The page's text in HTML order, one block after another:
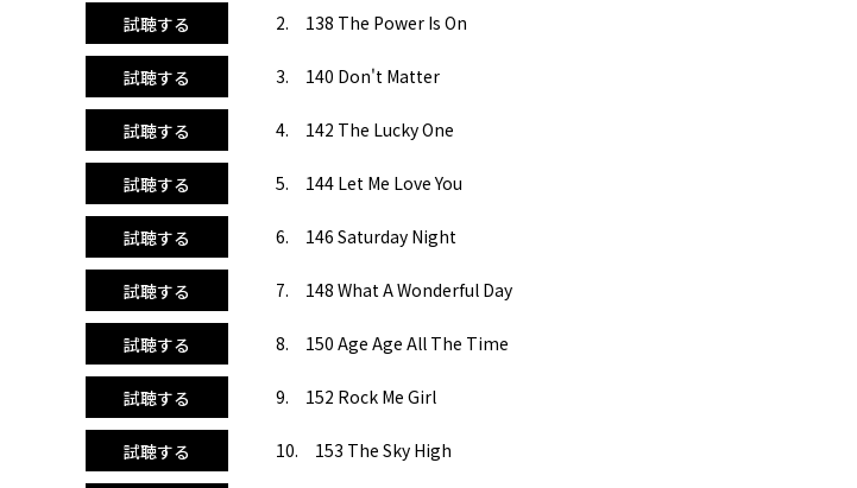
試聴する 2. 138 The Power Is On
試聴する 3. 140 Don't Matter
試聴する 4. 142 The Lucky One
試聴する 5. 144 Let Me Love You
試聴する 6. 146 Saturday Night
試聴する 7. 148 What A Wonderful Day
試聴する 8. 150 Age Age All The Time
試聴する 9. 152 Rock Me Girl
試聴する 10. 153 The Sky High